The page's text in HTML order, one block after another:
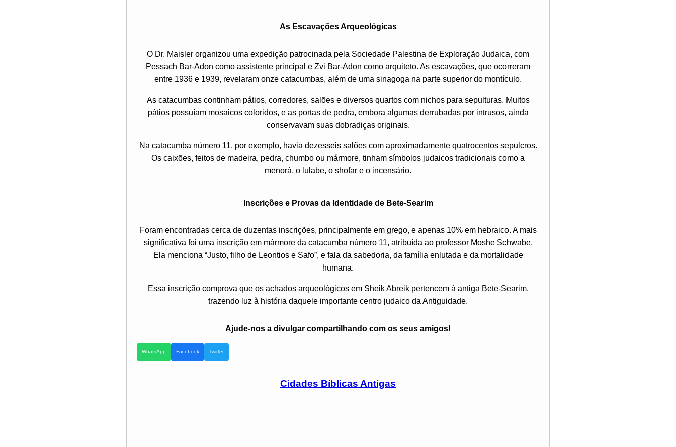
As Escavações Arqueológicas
O Dr. Maisler organizou uma expedição patrocinada pela Sociedade Palestina de Exploração Judaica, com
Pessach Bar-Adon como assistente principal e Zvi Bar-Adon como arquiteto. As escavações, que ocorreram
entre 1936 e 1939, revelaram onze catacumbas, além de uma sinagoga na parte superior do montículo.
As catacumbas continham pátios, corredores, salões e diversos quartos com nichos para sepulturas. Muitos
pátios possuíam mosaicos coloridos, e as portas de pedra, embora algumas derrubadas por intrusos, ainda
conservavam suas dobradiças originais.
Na catacumba número 11, por exemplo, havia dezesseis salões com aproximadamente quatrocentos sepulcros.
Os caixões, feitos de madeira, pedra, chumbo ou mármore, tinham símbolos judaicos tradicionais como a
menorá, o lulabe, o shofar e o incensário.
Inscrições e Provas da Identidade de Bete-Searim
Foram encontradas cerca de duzentas inscrições, principalmente em grego, e apenas 10% em hebraico. A mais
significativa foi uma inscrição em mármore da catacumba número 11, atribuída ao professor Moshe Schwabe.
Ela menciona “Justo, filho de Leontios e Safo”, e fala da sabedoria, da família enlutada e da mortalidade
humana.
Essa inscrição comprova que os achados arqueológicos em Sheik Abreik pertencem à antiga Bete-Searim,
trazendo luz à história daquele importante centro judaico da Antiguidade.
Ajude-nos a divulgar compartilhando com os seus amigos!
WhatsApp Facebook Twitter
Cidades Bíblicas Antigas